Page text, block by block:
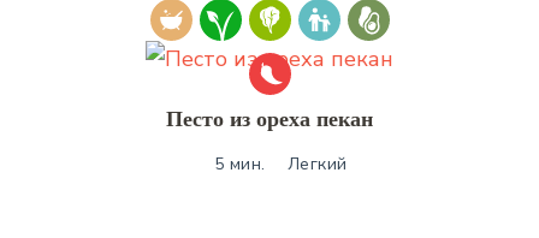
Песто из ореха пекан
5 мин. Легкий